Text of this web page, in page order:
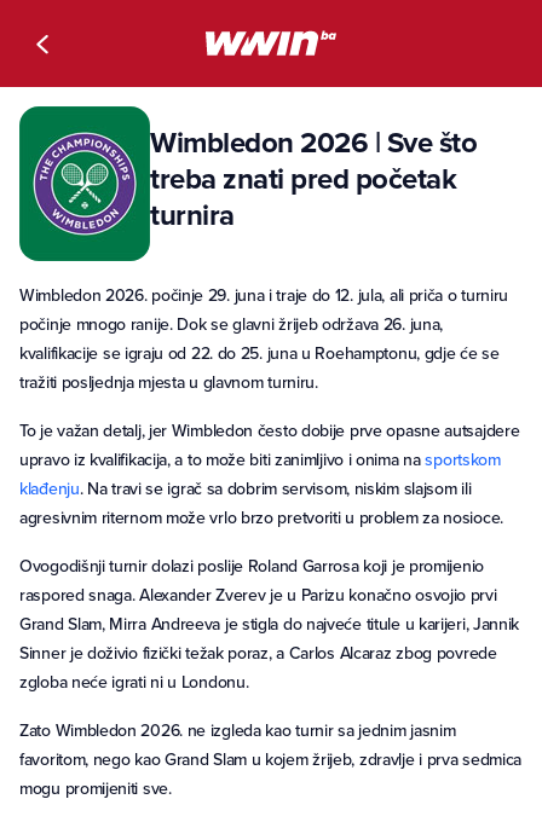
Wimbledon 2026 | Sve što
treba znati pred početak
turnira
Wimbledon 2026. počinje 29. juna i traje do 12. jula, ali priča o turniru
počinje mnogo ranije. Dok se glavni žrijeb održava 26. juna,
kvalifikacije se igraju od 22. do 25. juna u Roehamptonu, gdje će se
tražiti posljednja mjesta u glavnom turniru.
To je važan detalj, jer Wimbledon često dobije prve opasne autsajdere
upravo iz kvalifikacija, a to može biti zanimljivo i onima nasportskom
klađenju. Na travi se igrač sa dobrim servisom, niskim slajsom ili
agresivnim riternom može vrlo brzo pretvoriti u problem za nosioce.
Ovogodišnji turnir dolazi poslije Roland Garrosa koji je promijenio
raspored snaga. Alexander Zverev je u Parizu konačno osvojio prvi
Grand Slam, Mirra Andreeva je stigla do najveće titule u karijeri, Jannik
Sinner je doživio fizički težak poraz, a Carlos Alcaraz zbog povrede
zgloba neće igrati ni u Londonu.
Zato Wimbledon 2026. ne izgleda kao turnir sa jednim jasnim
favoritom, nego kao Grand Slam u kojem žrijeb, zdravlje i prva sedmica
mogu promijeniti sve.